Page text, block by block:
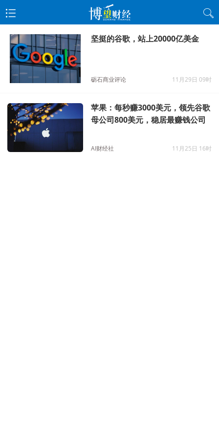
坚挺的谷歌，站上20000亿美金
砺石商业评论 11月29日 09时
苹果：每秒赚3000美元，领先谷歌
母公司800美元，稳居最赚钱公司
AI财经社 11月25日 16时